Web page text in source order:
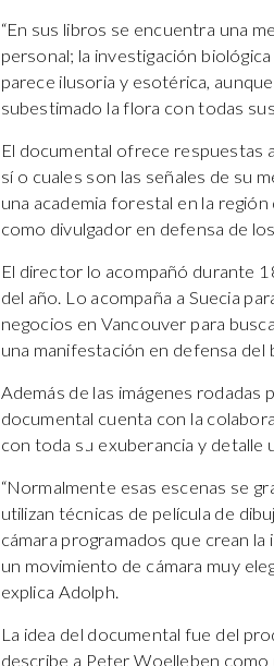
“En sus libros se encuentra una
personal; la investigación
parece ilusoria y esotérica,
subestimado la flora con todas
El documental ofrece respuestas
sí o cuales son las señales de su
una academia forestal en la
como divulgador en defensa de
El director lo acompañó durante
del año. Lo acompaña a Suecia
negocios en Vancouver para
una manifestación en defensa del
Además de las imágenes
documental cuenta con la
con toda su exuberancia y detalle
“Normalmente esas escenas se
utilizan técnicas de película de
cámara programados que crean
un movimiento de cámara muy
explica Adolph.
La idea del documental fue del
describe a Peter Woelleben como